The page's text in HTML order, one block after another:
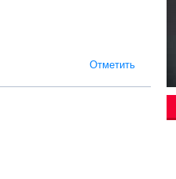
Отметить